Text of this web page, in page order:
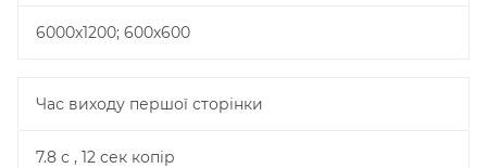
6000x1200; 600х600
Час виходу першої сторінки
7.8 с , 12 сек копiр